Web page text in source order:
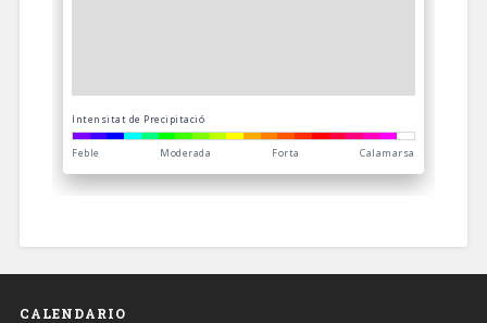
CALENDARIO